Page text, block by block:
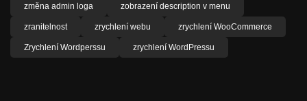
změna admin loga zobrazení description v menu
zranitelnost zrychlení webu zrychlení WooCommerce
Zrychlení Wordperssu zrychlení WordPressu